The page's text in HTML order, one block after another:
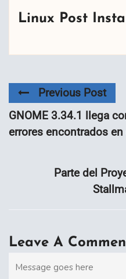
Linux Post
Previous Post
GNOME 3.34.1 llega
errores encontrados
Parte del
Leave A